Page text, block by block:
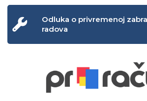
Odluka o privremenoj
radova